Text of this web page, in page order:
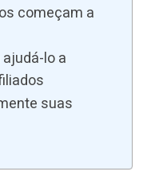
começam a
lo a
suas